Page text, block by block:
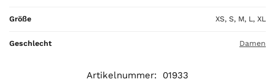
Größe XS, S, M, L, XL
Geschlecht Damen
Artikelnummer:
01933